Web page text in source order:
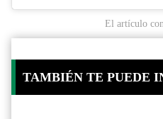
El artículo
TAMBIÉN TE PUEDE